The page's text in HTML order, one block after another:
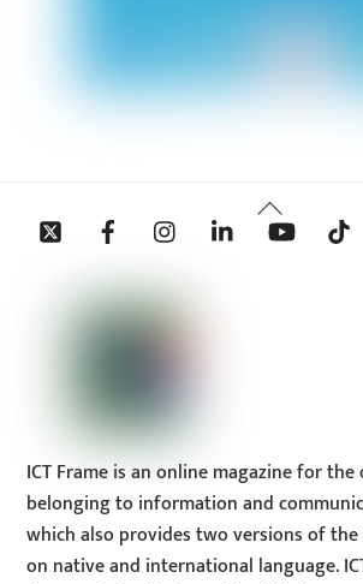
Back
To
Twitter Facebook InstagramLinkedin YouTube
ICT Frame is an online magazine for
belonging to information and
which also provides two versions of the
on native and international language.